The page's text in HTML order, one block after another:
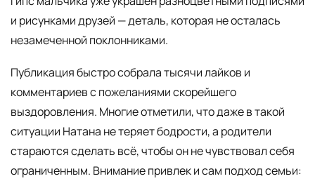
и рисунками друзей — деталь, которая не осталась
незамеченной поклонниками.
Публикация быстро собрала тысячи лайков и
комментариев с пожеланиями скорейшего
выздоровления. Многие отметили, что даже в такой
ситуации Натана не теряет бодрости, а родители
стараются сделать всё, чтобы он не чувствовал себя
ограниченным. Внимание привлек и сам подход семьи: